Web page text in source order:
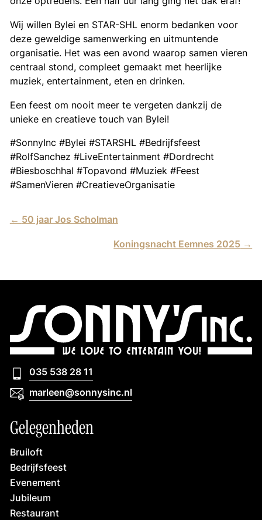
Wij willen Bylei en STAR-SHL enorm bedanken voor
deze geweldige samenwerking en uitmuntende
organisatie. Het was een avond waarop samen vieren
centraal stond, compleet gemaakt met heerlijke
muziek, entertainment, eten en drinken.
Een feest om nooit meer te vergeten dankzij de
unieke en creatieve touch van Bylei!
#SonnyInc #Bylei #STARSHL #Bedrijfsfeest
#RolfSanchez #LiveEntertainment #Dordrecht
#Biesboschhal #Topavond #Muziek #Feest
#SamenVieren #CreatieveOrganisatie
← 50 jaar Jos Scholman
Koningsnacht Eemnes 2025 →
035 538 28 11
035 538 28 11
marleen@sonnysinc.nl
Gelegenheden
Bruiloft
Bedrijfsfeest
Evenement
Jubileum
Restaurant